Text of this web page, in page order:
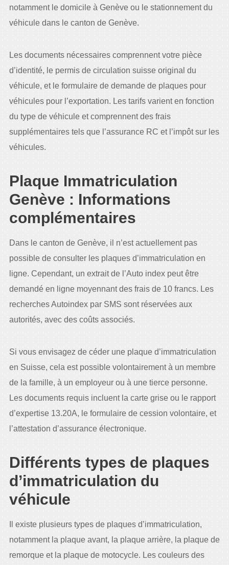
notamment le domicile à Genève ou le stationnement du
véhicule dans le canton de Genève.
Les documents nécessaires comprennent votre pièce
d’identité, le permis de circulation suisse original du
véhicule, et le formulaire de demande de plaques pour
véhicules pour l’exportation. Les tarifs varient en fonction
du type de véhicule et comprennent des frais
supplémentaires tels que l’assurance RC et l’impôt sur les
véhicules.
Plaque Immatriculation
Genève : Informations
complémentaires
Dans le canton de Genève, il n’est actuellement pas
possible de consulter les plaques d’immatriculation en
ligne. Cependant, un extrait de l’Auto index peut être
demandé en ligne moyennant des frais de 10 francs. Les
recherches Autoindex par SMS sont réservées aux
autorités, avec des coûts associés.
Si vous envisagez de céder une plaque d’immatriculation
en Suisse, cela est possible volontairement à un membre
de la famille, à un employeur ou à une tierce personne.
Les documents requis incluent la carte grise ou le rapport
d’expertise 13.20A, le formulaire de cession volontaire, et
l’attestation d’assurance électronique.
Différents types de plaques
d’immatriculation du
véhicule
Il existe plusieurs types de plaques d’immatriculation,
notamment la plaque avant, la plaque arrière, la plaque de
remorque et la plaque de motocycle. Les couleurs des